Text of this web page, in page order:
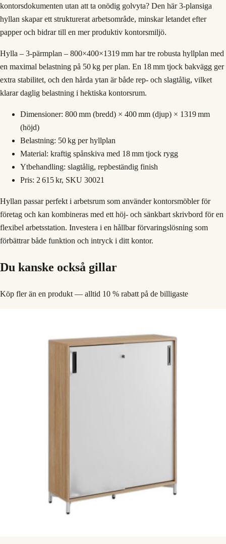
kontorsdokumenten utan att ta onödig golvyta? Den här 3‑plansiga
hyllan skapar ett strukturerat arbetsområde, minskar letandet efter
papper och bidrar till en mer produktiv kontorsmiljö.
Hylla – 3‑pärmplan – 800×400×1319 mm har tre robusta hyllplan med
en maximal belastning på 50 kg per plan. En 18 mm tjock bakvägg ger
extra stabilitet, och den hårda ytan är både rep‑ och slagtålig, vilket
klarar daglig belastning i hektiska kontorsrum.
Dimensioner: 800 mm (bredd) × 400 mm (djup) × 1319 mm
(höjd)
Belastning: 50 kg per hyllplan
Material: kraftig spånskiva med 18 mm tjock rygg
Ytbehandling: slagtålig, repbeständig finish
Pris: 2 615 kr, SKU 30021
Hyllan passar perfekt i arbetsrum som använder kontorsmöbler för
företag och kan kombineras med ett höj‑ och sänkbart skrivbord för en
flexibel arbetsstation. Investera i en hållbar förvaringslösning som
förbättrar både funktion och intryck i ditt kontor.
Du kanske också gillar
Köp fler än en produkt — alltid 10 % rabatt på de billigaste